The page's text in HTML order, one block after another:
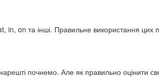
in, on та інші. Правильне використання цих
почнемо. Але як правильно оцінити